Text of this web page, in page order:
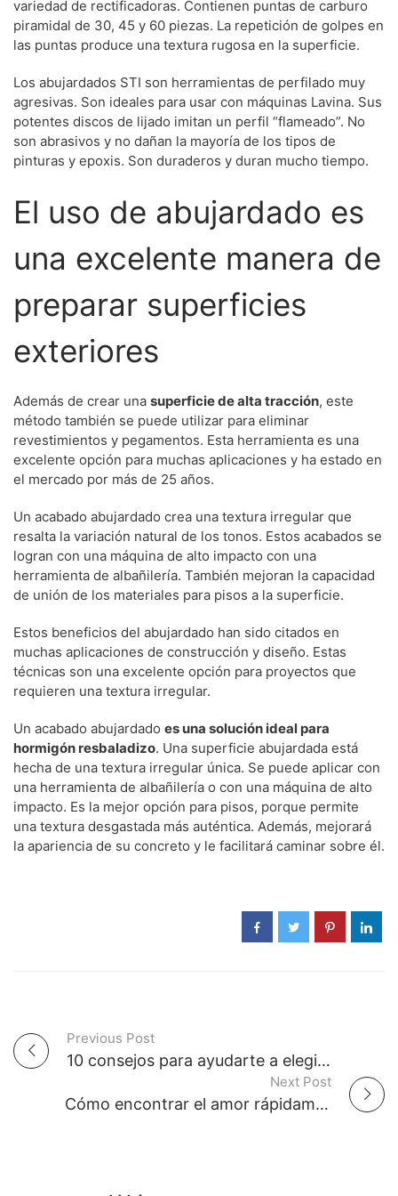
variedad de rectificadoras. Contienen puntas de carburo
piramidal de 30, 45 y 60 piezas. La repetición de golpes en
las puntas produce una textura rugosa en la superficie.
Los abujardados STI son herramientas de perfilado muy
agresivas. Son ideales para usar con máquinas Lavina. Sus
potentes discos de lijado imitan un perfil “flameado”. No
son abrasivos y no dañan la mayoría de los tipos de
pinturas y epoxis. Son duraderos y duran mucho tiempo.
El uso de abujardado es
una excelente manera de
preparar superficies
exteriores
Además de crear una superficie de alta tracción, este
método también se puede utilizar para eliminar
revestimientos y pegamentos. Esta herramienta es una
excelente opción para muchas aplicaciones y ha estado en
el mercado por más de 25 años.
Un acabado abujardado crea una textura irregular que
resalta la variación natural de los tonos. Estos acabados se
logran con una máquina de alto impacto con una
herramienta de albañilería. También mejoran la capacidad
de unión de los materiales para pisos a la superficie.
Estos beneficios del abujardado han sido citados en
muchas aplicaciones de construcción y diseño. Estas
técnicas son una excelente opción para proyectos que
requieren una textura irregular.
Un acabado abujardado es una solución ideal para
hormigón resbaladizo. Una superficie abujardada está
hecha de una textura irregular única. Se puede aplicar con
una herramienta de albañilería o con una máquina de alto
impacto. Es la mejor opción para pisos, porque permite
una textura desgastada más auténtica. Además, mejorará
la apariencia de su concreto y le facilitará caminar sobre él.
P
Previous Post
10 consejos para ayudarte a elegir la tarotista adecuada como Alicia Collado
Next Post
Cómo encontrar el amor rápidamente – Una lista de pasos para empezar